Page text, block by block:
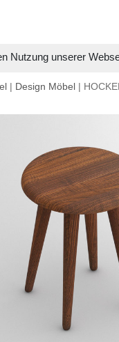
Nutzung unserer
| Design Möbel |